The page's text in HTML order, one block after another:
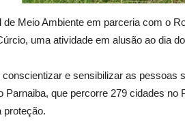
de Meio Ambiente em parceria com o
uma atividade em alusão ao dia
conscientizar e sensibilizar as pessoas
Parnaiba, que percorre 279 cidades
proteção.